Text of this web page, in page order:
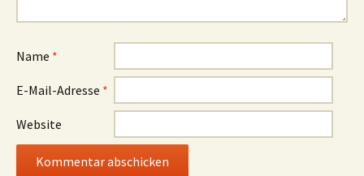
Name *
E-Mail-Adresse *
Website